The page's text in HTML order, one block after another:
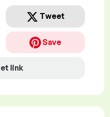
Tweet
Save
link